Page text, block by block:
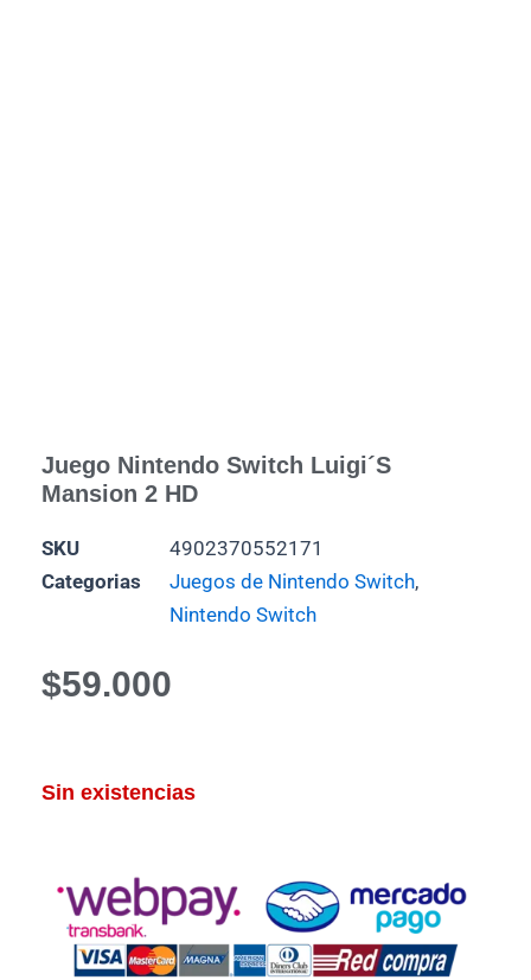
Juego Nintendo Switch Luigi´s
Mansion 2 HD
SKU
4902370552171
Categorias
Juegos de Nintendo Switch,
Nintendo Switch
$59.000
Sin existencias